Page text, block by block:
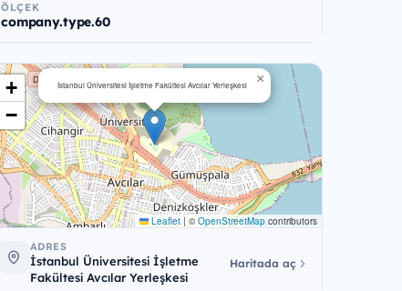
ÖLÇEK
company.type.60
İstanbul Üniversitesi İşletme Fakültesi Avcılar Yerleşkesi ×
+
−
Leaflet | ©OpenStreetMap contributors
ADRES
İstanbul Üniversitesi İşletme
Fakültesi Avcılar Yerleşkesi
Haritada aç